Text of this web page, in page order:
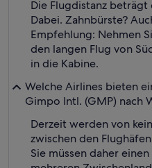
Die Flugdistanz
Dabei. Zahnbürste?
Empfehlung: Nehmen
den langen Flug von
in die Kabine.
Welche Airlines bieten
Gimpo Intl. (GMP) nach
Derzeit werden von
zwischen den
Sie müssen daher